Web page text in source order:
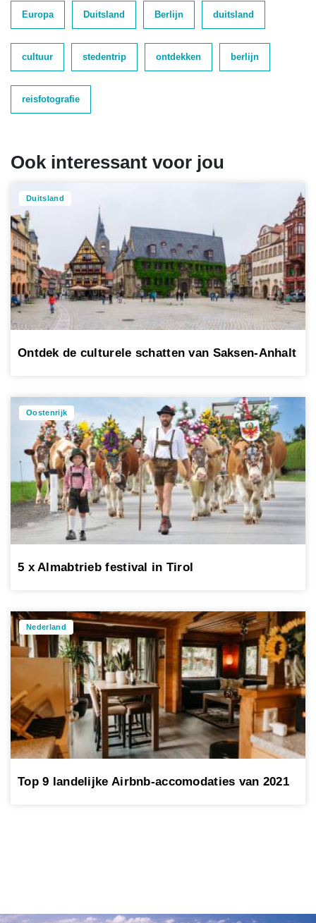
Europa Duitsland Berlijn duitsland
cultuur stedentrip ontdekken berlijn
reisfotografie
Ook interessant voor jou
Duitsland
Ontdek de culturele schatten van Saksen-Anhalt
Oostenrijk
5 x Almabtrieb festival in Tirol
Nederland
Top 9 landelijke Airbnb-accomodaties van 2021